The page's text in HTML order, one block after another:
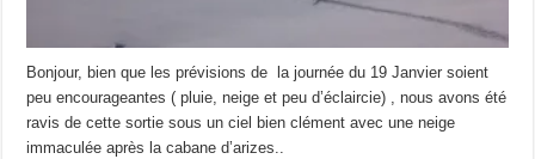
Bonjour, bien que les prévisions de la journée du 19 Janvier soient
peu encourageantes ( pluie, neige et peu d’éclaircie) , nous avons été
ravis de cette sortie sous un ciel bien clément avec une neige
immaculée après la cabane d’arizes..